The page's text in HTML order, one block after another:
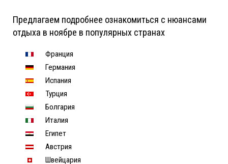
Предлагаем подробнее ознакомиться с нюансами
отдыха в ноябре в популярных странах
Франция
Германия
Испания
Турция
Болгария
Италия
Египет
Австрия
Швейцария